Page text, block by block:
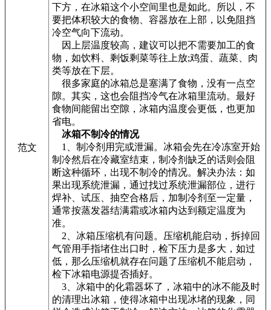
范文
下方，在冰箱这个小空间里也是如此。所以，不
要把体积较大的食物、容器放在上部，以免阻挡
冷空气向下流动。
因上层温度较高，建议可以把不需要加工的食
物，如饮料、剩饭剩菜等往上放;鸡蛋、蔬菜、肉
类等放在下层。
很多家庭的冰箱总是塞满了食物，没有一点空
隙。其实，这也会阻挡冷气在冰箱里流动。最好
食物间能留出空隙，冰箱内温度会更低，也更加
省电。
冰箱不制冷的情况
1、制冷剂用完或泄漏。冰箱会先在冷冻室开始
制冷然后在冷藏室结束，制冷剂缺乏的话则会阻
断这种循环，出现不制冷的情况。解决办法：如
果出现系统泄漏，通过找过系统泄漏部位，进行
焊补、试压、抽空合格后，加制冷剂至一定量，
通常按蒸发器结满霜或冰箱内达到额定温度为
准。
2、冰箱压缩机有问题。压缩机能启动，拆掉回
气管用手指堵住出口时，检下压力是多大，如过
低，那么压缩机就存在问题了压缩机不能启动，
检下冰箱电源提否插好。
3、冰箱中的化霜器坏了，冰箱中的冰不能及时
的清理出冰箱，使得冰箱中出现冰堵的现象，同